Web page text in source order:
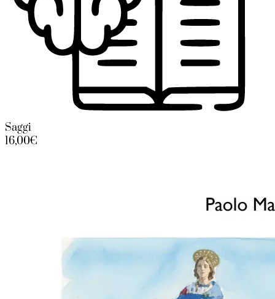
Saggi
16,00€